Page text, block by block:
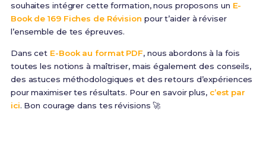
souhaites intégrer cette formation, nous proposons un E-
Book de 169 Fiches de Révision pour t’aider à réviser
l’ensemble de tes épreuves.
Dans cet E-Book au format PDF, nous abordons à la fois
toutes les notions à maîtriser, mais également des conseils,
des astuces méthodologiques et des retours d’expériences
pour maximiser tes résultats. Pour en savoir plus, c’est par
ici. Bon courage dans tes révisions 🚀